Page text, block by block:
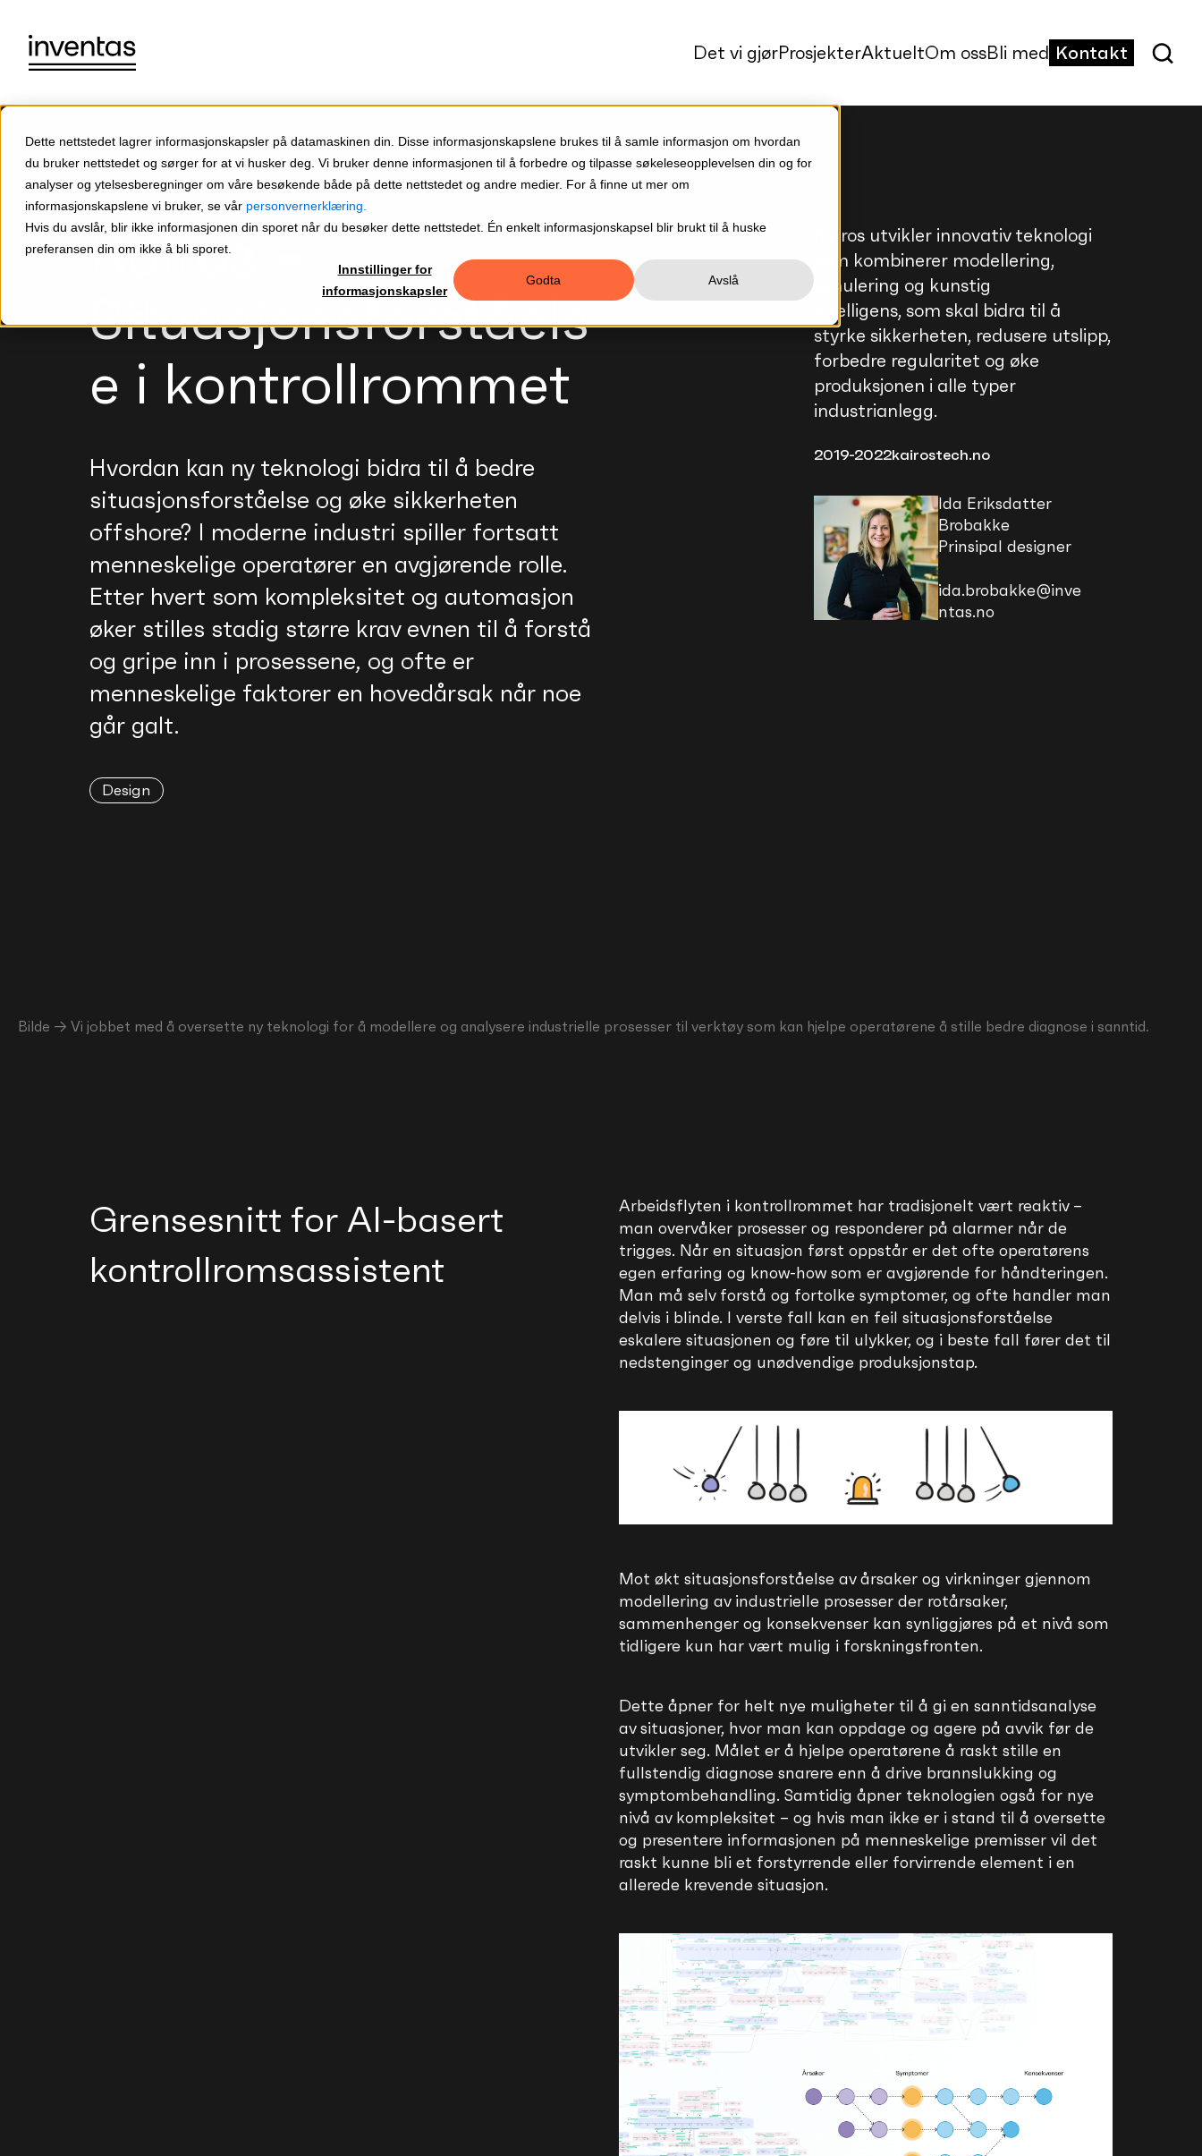
Dette nettstedet lagrer informasjonskapsler på datamaskinen din. Disse informasjonskapslene brukes til å samle informasjon om hvordan
du bruker nettstedet og sørger for at vi husker deg. Vi bruker denne informasjonen til å forbedre og tilpasse søkeleseopplevelsen din og for
analyser og ytelsesberegninger om våre besøkende både på dette nettstedet og andre medier. For å finne ut mer om
informasjonskapslene vi bruker, se vår personvernerklæring.
Hvis du avslår, blir ikke informasjonen din sporet når du besøker dette nettstedet. Én enkelt informasjonskapsel blir brukt til å huske
preferansen din om ikke å bli sporet.
Innstillinger for
informasjonskapsler
Godta Avslå
Det vi gjørProsjekterAktueltOm ossBli med Kontakt
Kairos –
Situasjonsforståels
e i kontrollrommet
Hvordan kan ny teknologi bidra til å bedre
situasjonsforståelse og øke sikkerheten
offshore? I moderne industri spiller fortsatt
menneskelige operatører en avgjørende rolle.
Etter hvert som kompleksitet og automasjon
øker stilles stadig større krav evnen til å forstå
og gripe inn i prosessene, og ofte er
menneskelige faktorer en hovedårsak når noe
går galt.
Design
Kairos utvikler innovativ teknologi
som kombinerer modellering,
simulering og kunstig
intelligens, som skal bidra til å
styrke sikkerheten, redusere utslipp,
forbedre regularitet og øke
produksjonen i alle typer
industrianlegg.
2019-2022kairostech.no
Ida Eriksdatter
Brobakke
Prinsipal designer
ida.brobakke@inve
ntas.no
Bilde → Vi jobbet med å oversette ny teknologi for å modellere og analysere industrielle prosesser til verktøy som kan hjelpe operatørene å stille bedre diagnose i sanntid.
Grensesnitt for AI-basert
kontrollromsassistent
Arbeidsflyten i kontrollrommet har tradisjonelt vært reaktiv –
man overvåker prosesser og responderer på alarmer når de
trigges. Når en situasjon først oppstår er det ofte operatørens
egen erfaring og know-how som er avgjørende for håndteringen.
Man må selv forstå og fortolke symptomer, og ofte handler man
delvis i blinde. I verste fall kan en feil situasjonsforståelse
eskalere situasjonen og føre til ulykker, og i beste fall fører det til
nedstenginger og unødvendige produksjonstap.
Mot økt situasjonsforståelse av årsaker og virkninger gjennom
modellering av industrielle prosesser der rotårsaker,
sammenhenger og konsekvenser kan synliggjøres på et nivå som
tidligere kun har vært mulig i forskningsfronten.
Dette åpner for helt nye muligheter til å gi en sanntidsanalyse
av situasjoner, hvor man kan oppdage og agere på avvik før de
utvikler seg. Målet er å hjelpe operatørene å raskt stille en
fullstendig diagnose snarere enn å drive brannslukking og
symptombehandling. Samtidig åpner teknologien også for nye
nivå av kompleksitet – og hvis man ikke er i stand til å oversette
og presentere informasjonen på menneskelige premisser vil det
raskt kunne bli et forstyrrende eller forvirrende element i en
allerede krevende situasjon.